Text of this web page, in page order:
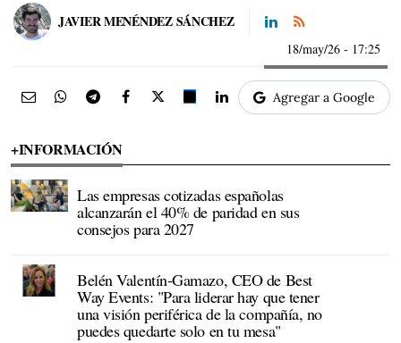
JAVIER MENÉNDEZ SÁNCHEZ
18/may/26 - 17:25
Agregar a Google
+INFORMACIÓN
Las empresas cotizadas españolas
alcanzarán el 40% de paridad en sus
consejos para 2027
Belén Valentín-Gamazo, CEO de Best
Way Events: "Para liderar hay que tener
una visión periférica de la compañía, no
puedes quedarte solo en tu mesa"